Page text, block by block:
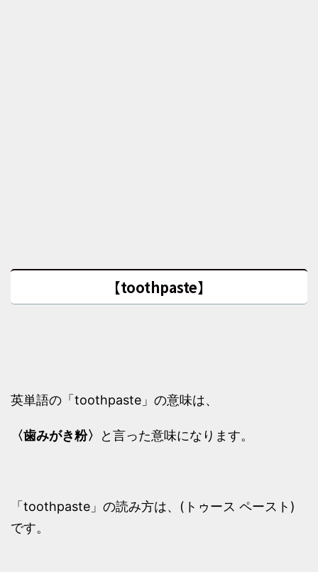
【toothpaste】
英単語の「toothpaste」の意味は、
〈歯みがき粉〉 と言った意味になります。
「toothpaste」の読み方は、(トゥース ペースト)
です。